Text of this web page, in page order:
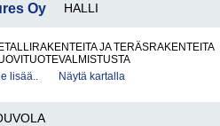
Oy HALLI
JA TERÄSRAKENTEITA
lisää..
Näytä kartalla